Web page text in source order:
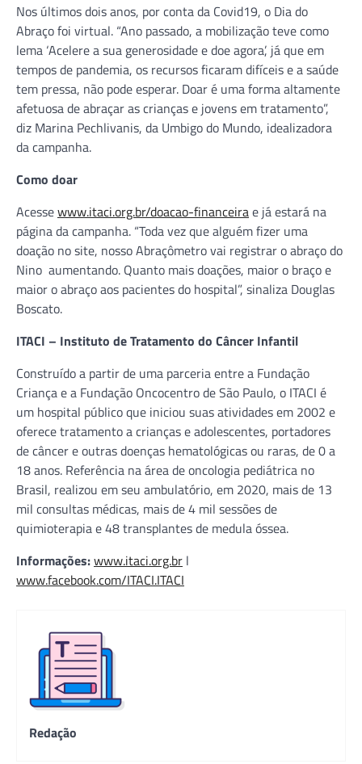
Nos últimos dois anos, por conta da Covid19, o Dia do
Abraço foi virtual. “Ano passado, a mobilização teve como
lema ‘Acelere a sua generosidade e doe agora’, já que em
tempos de pandemia, os recursos ficaram difíceis e a saúde
tem pressa, não pode esperar. Doar é uma forma altamente
afetuosa de abraçar as crianças e jovens em tratamento”,
diz Marina Pechlivanis, da Umbigo do Mundo, idealizadora
da campanha.
Como doar
Acessewww.itaci.org.br/doacao-financeirae já estará na
página da campanha. “Toda vez que alguém fizer uma
doação no site, nosso Abraçômetro vai registrar o abraço do
Nino aumentando. Quanto mais doações, maior o braço e
maior o abraço aos pacientes do hospital”, sinaliza Douglas
Boscato.
ITACI – Instituto de Tratamento do Câncer Infantil
Construído a partir de uma parceria entre a Fundação
Criança e a Fundação Oncocentro de São Paulo, o ITACI é
um hospital público que iniciou suas atividades em 2002 e
oferece tratamento a crianças e adolescentes, portadores
de câncer e outras doenças hematológicas ou raras, de 0 a
18 anos. Referência na área de oncologia pediátrica no
Brasil, realizou em seu ambulatório, em 2020, mais de 13
mil consultas médicas, mais de 4 mil sessões de
quimioterapia e 48 transplantes de medula óssea.
Informações:www.itaci.org.br l
www.facebook.com/ITACI.ITACI
Redação